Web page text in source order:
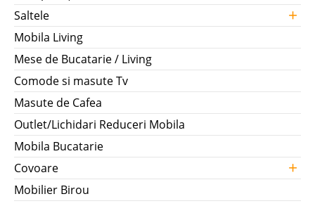
Saltele +
Mobila Living
Mese de Bucatarie / Living
Comode si masute Tv
Masute de Cafea
Outlet/Lichidari Reduceri Mobila
Mobila Bucatarie
Covoare
+
Mobilier Birou